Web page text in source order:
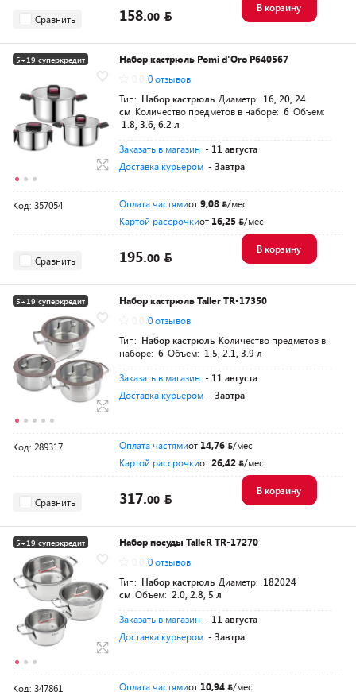
Сравнить 158.00
В корзину
5+19 суперкредит
Набор кастрюль Pomi d'Oro P640567
0 отзывов
Тип: Набор кастрюль Диаметр: 16, 20, 24
см Количество предметов в наборе: 6 Объем:
1.8, 3.6, 6.2 л
Заказать в магазин - 11 августа
Доставка курьером - Завтра
Код: 357054 Оплата частямиот9,08
/мес
Картой рассрочкиот 16,25 /мес
Сравнить 195.00
В корзину
5+19 суперкредит
Набор кастрюль Taller TR-17350
0 отзывов
Тип: Набор кастрюль Количество предметов в
наборе: 6 Объем: 1.5, 2.1, 3.9 л
Заказать в магазин - 11 августа
Доставка курьером - Завтра
Код: 289317 Оплата частямиот 14,76
/мес
Картой рассрочкиот26,42 /мес
Сравнить 317.00
В корзину
5+19 суперкредит
Набор посуды TalleR TR-17270
0 отзывов
Тип: Набор кастрюль Диаметр: 182024
см Объем: 2.0, 2.8, 5 л
Заказать в магазин - 11 августа
Доставка курьером - Завтра
Код: 347861 Оплата частямиот 10,94
/мес